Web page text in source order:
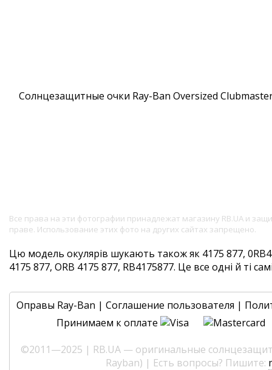
Все права на эти фотографии принадлежат магазину RB.UA и
праве. Использование этих фото на других сайтах запрещено.
Цю модель окулярів шукають також як 4175 877,
4175 877, ORB 4175 877, RB4175877. Це все одні й ті
Оправы Ray-Ban | Соглашение пользователя |
Принимаем к оплате
©2011—2025 | RB.UA — оригинальные
Rayban) | Есть вопросы? Пишите: